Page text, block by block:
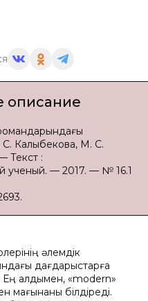
описание
романдарындағы
С. Калыбекова, М. С.
Текст :
ученый. — 2017. — № 16.1
әлемдік
дағдарыстарға
Ең алдымен, «modern»
мағынаны білдіреді.